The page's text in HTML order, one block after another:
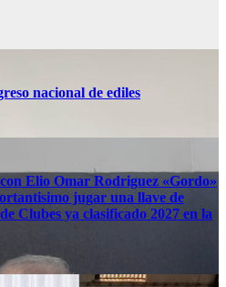
nacional de ediles
Elio Omar Rodriguez «Gordo»
jugar una llave de
Clubes ya clasificado 2027 en la